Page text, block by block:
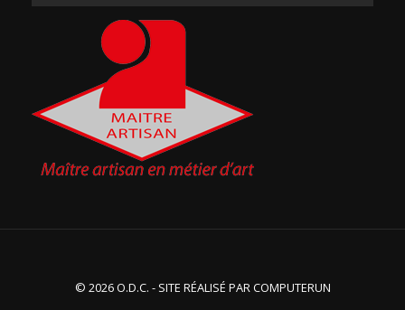
© 2026 O.D.C. - SITE RÉALISÉ PARCOMPUTERUN